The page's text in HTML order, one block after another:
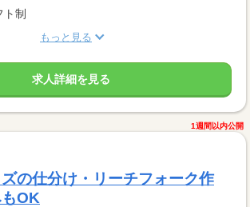
制
もっと見る
求人詳細を見る
1週間以内公開
の仕分け・リーチフォーク作
OK